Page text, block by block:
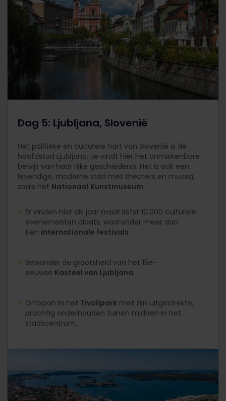
Dag 5: Ljubljana, Slovenië
Het politieke en culturele hart van Slovenië is de
hoofdstad Ljubljana. Je vindt hier het onmiskenbare
bewijs van haar rijke geschiedenis. Het is ook een
levendige, moderne stad met theaters en musea,
zoals het Nationaal Kunstmuseum.
Er vinden hier elk jaar maar liefst 10.000 culturele
evenementen plaats, waaronder meer dan
tien internationale festivals
Bewonder de grootsheid van het 15e-
eeuwse Kasteel van Ljubljana
Ontspan in het Tivolipark met zijn uitgestrekte,
prachtig onderhouden tuinen midden in het
stadscentrum.